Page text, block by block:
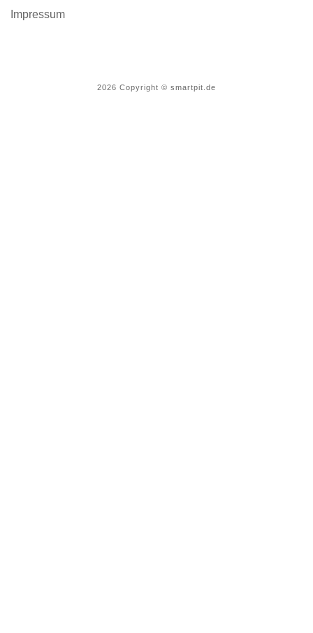
Impressum
2026 Copyright © smartpit.de